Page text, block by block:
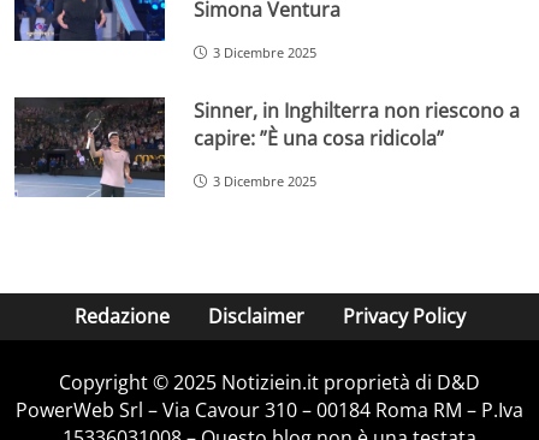
Simona Ventura
3 Dicembre 2025
Sinner, in Inghilterra non riescono a
capire: ”È una cosa ridicola”
3 Dicembre 2025
Redazione Disclaimer Privacy Policy
Copyright © 2025 Notiziein.it proprietà di D&D
PowerWeb Srl – Via Cavour 310 – 00184 Roma RM – P.Iva